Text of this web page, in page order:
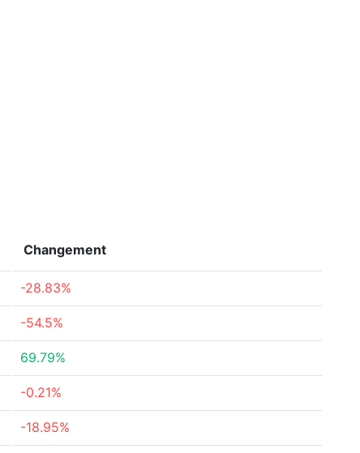
Changement
-28.83%
-54.5%
69.79%
-0.21%
-18.95%